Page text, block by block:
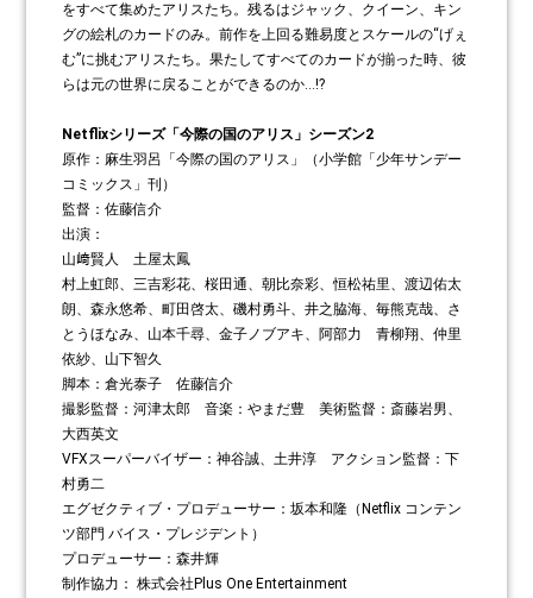
をすべて集めたアリスたち。残るはジャック、クイーン、キン
グの絵札のカードのみ。前作を上回る難易度とスケールの“げぇ
む”に挑むアリスたち。果たしてすべてのカードが揃った時、彼
らは元の世界に戻ることができるのか…!?
Netflixシリーズ「今際の国のアリス」シーズン2
原作：麻生羽呂「今際の国のアリス」（小学館「少年サンデー
コミックス」刊）
監督：佐藤信介
出演：
山﨑賢人 土屋太鳳
村上虹郎、三吉彩花、桜田通、朝比奈彩、恒松祐里、渡辺佑太
朗、森永悠希、町田啓太、磯村勇斗、井之脇海、毎熊克哉、さ
とうほなみ、山本千尋、金子ノブアキ、阿部力 青柳翔、仲里
依紗、山下智久
脚本：倉光泰子 佐藤信介
撮影監督：河津太郎 音楽：やまだ豊 美術監督：斎藤岩男、
大西英文
VFXスーパーバイザー：神谷誠、土井淳 アクション監督：下
村勇二
エグゼクティブ・プロデューサー：坂本和隆（Netflix コンテン
ツ部門 バイス・プレジデント）
プロデューサー：森井輝
制作協力： 株式会社Plus One Entertainment